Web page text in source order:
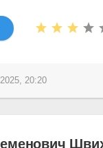
20:20